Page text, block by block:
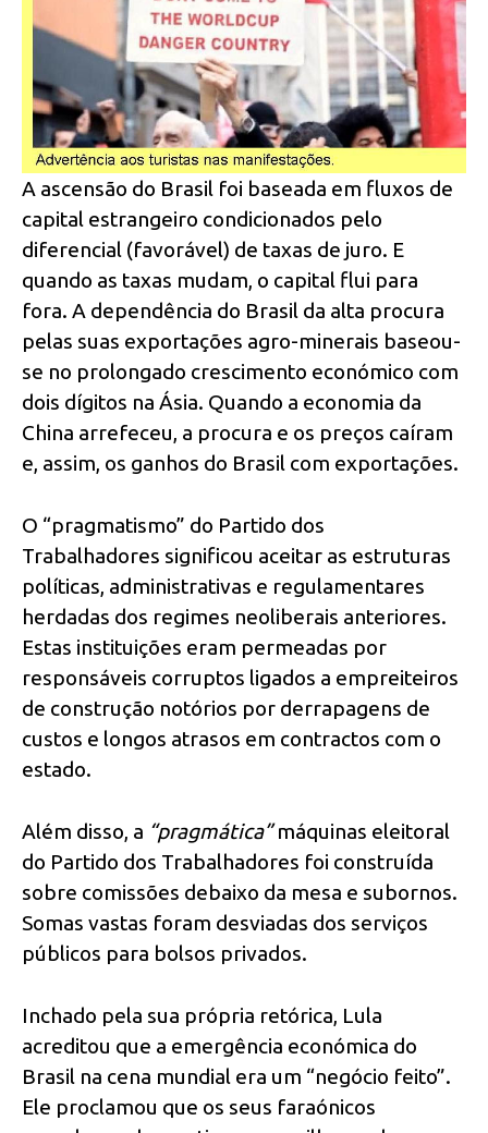
A ascensão do Brasil foi baseada em fluxos de
capital estrangeiro condicionados pelo
diferencial (favorável) de taxas de juro. E
quando as taxas mudam, o capital flui para
fora. A dependência do Brasil da alta procura
pelas suas exportações agro-minerais baseou-
se no prolongado crescimento económico com
dois dígitos na Ásia. Quando a economia da
China arrefeceu, a procura e os preços caíram
e, assim, os ganhos do Brasil com exportações.
O “pragmatismo” do Partido dos
Trabalhadores significou aceitar as estruturas
políticas, administrativas e regulamentares
herdadas dos regimes neoliberais anteriores.
Estas instituições eram permeadas por
responsáveis corruptos ligados a empreiteiros
de construção notórios por derrapagens de
custos e longos atrasos em contractos com o
estado.
Além disso, a “pragmática”máquinas eleitoral
do Partido dos Trabalhadores foi construída
sobre comissões debaixo da mesa e subornos.
Somas vastas foram desviadas dos serviços
públicos para bolsos privados.
Inchado pela sua própria retórica, Lula
acreditou que a emergência económica do
Brasil na cena mundial era um “negócio feito”.
Ele proclamou que os seus faraónicos